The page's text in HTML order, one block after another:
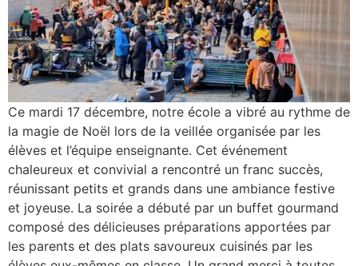
Ce mardi 17 décembre, notre école a vibré au rythme de
la magie de Noël lors de la veillée organisée par les
élèves et l’équipe enseignante. Cet événement
chaleureux et convivial a rencontré un franc succès,
réunissant petits et grands dans une ambiance festive
et joyeuse. La soirée a débuté par un buffet gourmand
composé des délicieuses préparations apportées par
les parents et des plats savoureux cuisinés par les